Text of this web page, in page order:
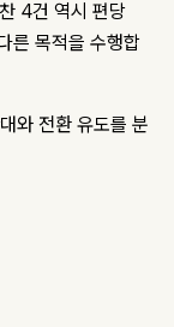
4건 역시 편당
른 목적을 수행합
와 전환 유도를 분